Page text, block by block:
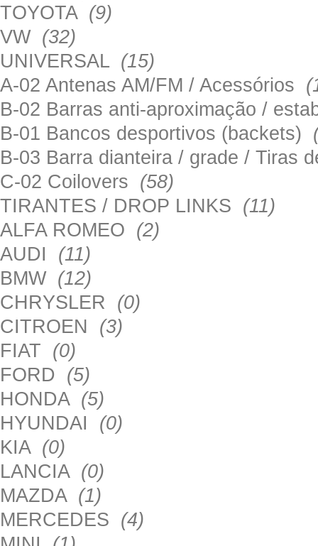
TOYOTA (9)
VW (32)
UNIVERSAL (15)
A-02 Antenas AM/FM / Acessórios
B-02 Barras anti-aproximação /
B-01 Bancos desportivos (backets)
B-03 Barra dianteira / grade / Tiras
C-02 Coilovers (58)
TIRANTES / DROP LINKS (11)
ALFA ROMEO (2)
AUDI (11)
BMW (12)
CHRYSLER (0)
CITROEN (3)
FIAT (0)
FORD (5)
HONDA (5)
HYUNDAI (0)
KIA (0)
LANCIA (0)
MAZDA (1)
MERCEDES (4)